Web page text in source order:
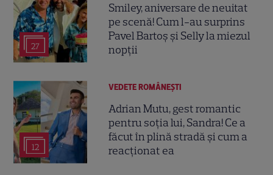
27
Smiley, aniversare de neuitat
pe scenă! Cum l-au surprins
Pavel Bartoș și Selly la miezul
nopții
12
VEDETE ROMÂNEŞTI
Adrian Mutu, gest romantic
pentru soția lui, Sandra! Ce a
făcut în plină stradă și cum a
reacționat ea